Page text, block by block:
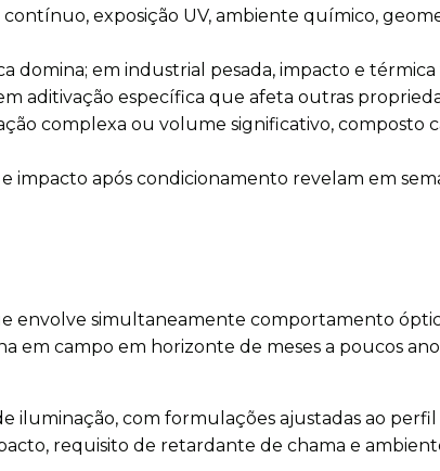
exposição UV, ambiente químico,
domina; em industrial pesada, impacto e
aditivação específica que afeta outras
complexa ou volume significativo, composto
impacto após condicionamento revelam em
envolve simultaneamente comportamento
em campo em horizonte de meses a poucos
iluminação, com formulações ajustadas ao
requisito de retardante de chama e